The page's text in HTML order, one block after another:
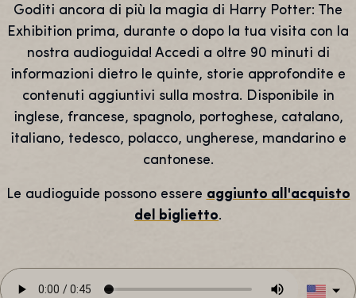
Goditi ancora di più la magia di Harry Potter: The
Exhibition prima, durante o dopo la tua visita con la
nostra audioguida! Accedi a oltre 90 minuti di
informazioni dietro le quinte, storie approfondite e
contenuti aggiuntivi sulla mostra. Disponibile in
inglese, francese, spagnolo, portoghese, catalano,
italiano, tedesco, polacco, ungherese, mandarino e
cantonese.
Le audioguide possono essere aggiunto all'acquisto
del biglietto.